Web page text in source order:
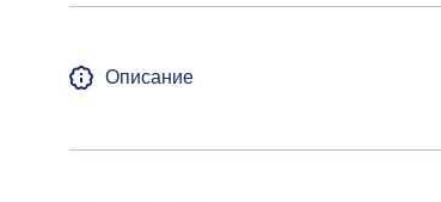
Описание